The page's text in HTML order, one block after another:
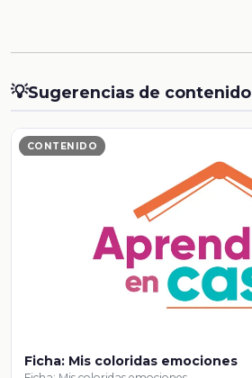
💡Sugerencias de contenido
CONTENIDO
Ficha: Mis coloridas emociones